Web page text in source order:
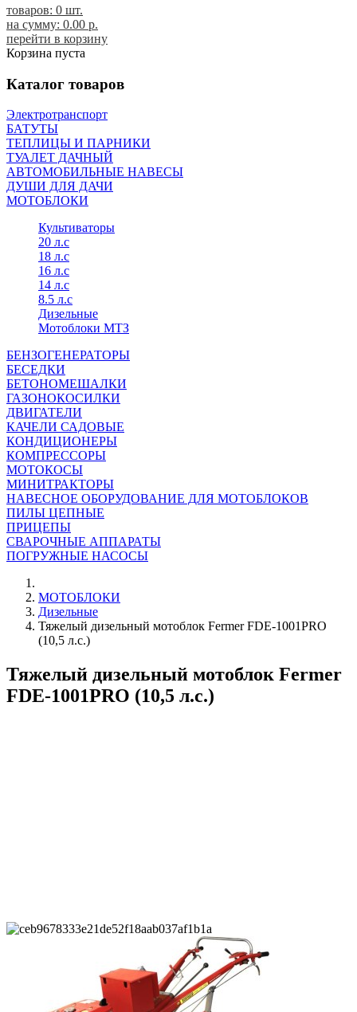
товаров: 0 шт.
на сумму: 0.00 p.
перейти в корзину
Корзина пуста
Каталог товаров
Электротранспорт
БАТУТЫ
ТЕПЛИЦЫ И ПАРНИКИ
ТУАЛЕТ ДАЧНЫЙ
АВТОМОБИЛЬНЫЕ НАВЕСЫ
ДУШИ ДЛЯ ДАЧИ
МОТОБЛОКИ
Культиваторы
20 л.с
18 л.с
16 л.с
14 л.с
8.5 л.с
Дизельные
Мотоблоки МТЗ
БЕНЗОГЕНЕРАТОРЫ
БЕСЕДКИ
БЕТОНОМЕШАЛКИ
ГАЗОНОКОСИЛКИ
ДВИГАТЕЛИ
КАЧЕЛИ САДОВЫЕ
КОНДИЦИОНЕРЫ
КОМПРЕССОРЫ
МОТОКОСЫ
МИНИТРАКТОРЫ
НАВЕСНОЕ ОБОРУДОВАНИЕ ДЛЯ МОТОБЛОКОВ
ПИЛЫ ЦЕПНЫЕ
ПРИЦЕПЫ
СВАРОЧНЫЕ АППАРАТЫ
ПОГРУЖНЫЕ НАСОСЫ
МОТОБЛОКИ
Дизельные
Тяжелый дизельный мотоблок Fermer FDE-1001PRO
(10,5 л.с.)
Тяжелый дизельный мотоблок Fermer
FDE-1001PRO (10,5 л.с.)